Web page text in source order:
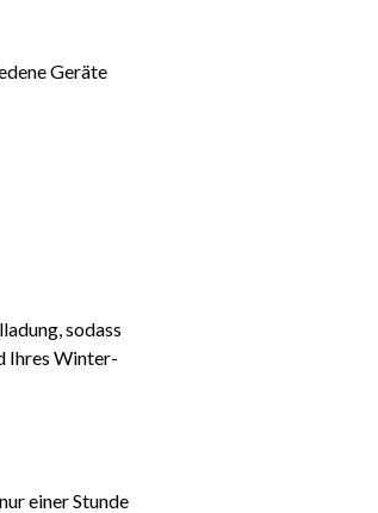
Geräte
sodass
Ihres Winter-
einer Stunde